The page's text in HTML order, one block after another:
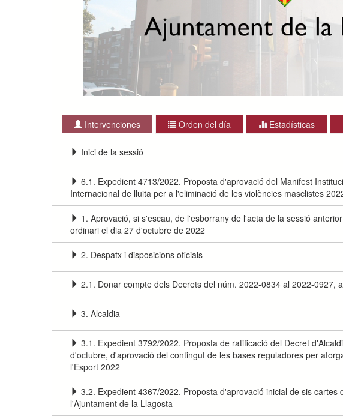
Intervenciones Orden del día Estadísticas
Inici de la sessió
6.1. Expedient 4713/2022. Proposta d'aprovació del Manifest
Internacional de lluita per a l'eliminació de les violències masclistes
1. Aprovació, si s'escau, de l'esborrany de l'acta de la sessió
ordinari el dia 27 d'octubre de 2022
2. Despatx i disposicions oficials
2.1. Donar compte dels Decrets del núm. 2022-0834 al 2022-0927,
3. Alcaldia
3.1. Expedient 3792/2022. Proposta de ratificació del Decret
d'octubre, d'aprovació del contingut de les bases reguladores per
l'Esport 2022
3.2. Expedient 4367/2022. Proposta d'aprovació inicial de sis cartes
l'Ajuntament de la Llagosta